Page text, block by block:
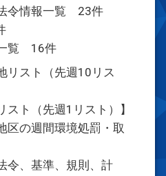
令情報一覧 23件
一覧 16件
リスト（先週10リス
スト（先週1リスト）】
区の週間環境処罰・取
令、基準、規則、計